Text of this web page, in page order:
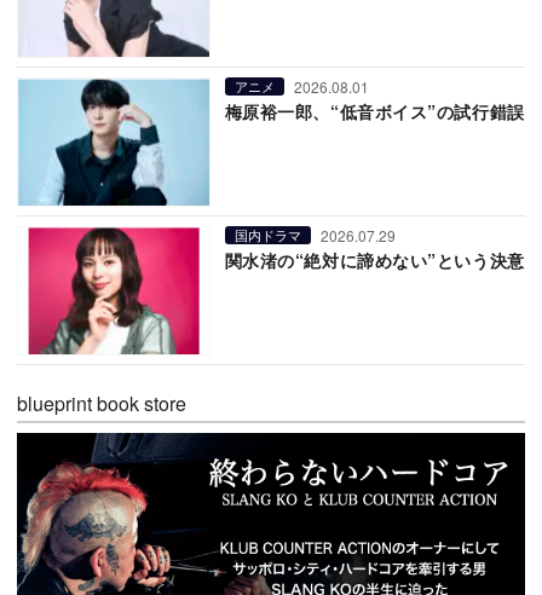
アニメ 2026.08.01
梅原裕一郎、“低音ボイス”の試行錯誤
国内ドラマ 2026.07.29
関水渚の“絶対に諦めない”という決意
blueprint book store